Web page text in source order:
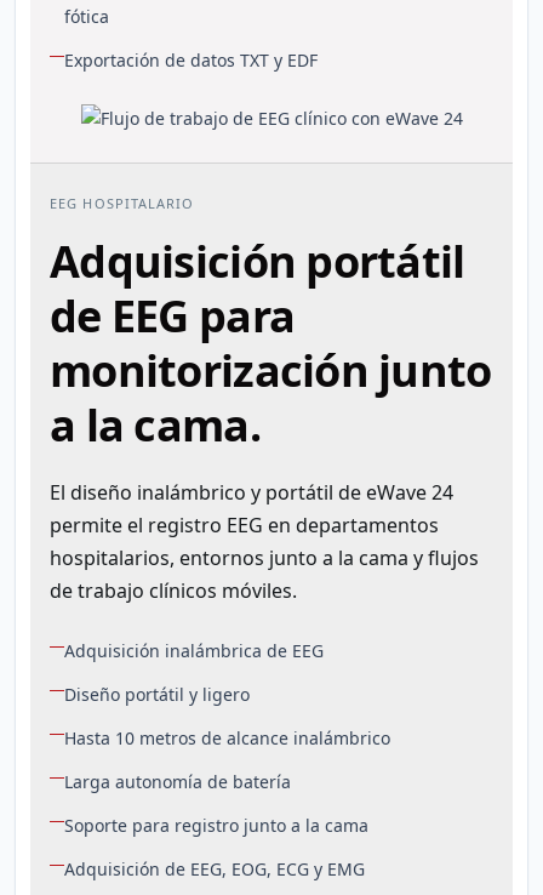
fótica
Exportación de datos TXT y EDF
EEG HOSPITALARIO
Adquisición portátil
de EEG para
monitorización junto
a la cama.
El diseño inalámbrico y portátil de eWave 24
permite el registro EEG en departamentos
hospitalarios, entornos junto a la cama y flujos
de trabajo clínicos móviles.
Adquisición inalámbrica de EEG
Diseño portátil y ligero
Hasta 10 metros de alcance inalámbrico
Larga autonomía de batería
Soporte para registro junto a la cama
Adquisición de EEG, EOG, ECG y EMG